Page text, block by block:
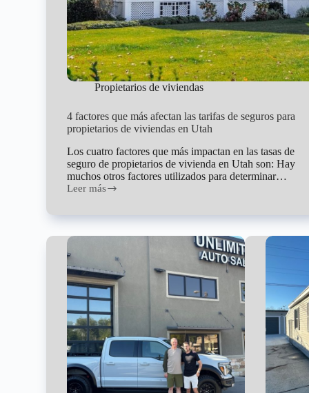
Propietarios de viviendas
4 factores que más afectan las tarifas de seguros para
propietarios de viviendas en Utah
Los cuatro factores que más impactan en las tasas de
seguro de propietarios de vivienda en Utah son: Hay
muchos otros factores utilizados para determinar…
Leer más
4
afectan
las
tarifas
de
seguros
para
propietarios
de
viviendas
en
Utah